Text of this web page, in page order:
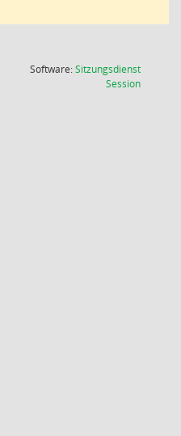
Software:Sitzungsdienst
Session(Wird in